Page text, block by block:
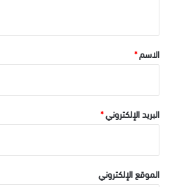
*الاسم*
البريد الإلكتروني*
الموقع الإلكتروني